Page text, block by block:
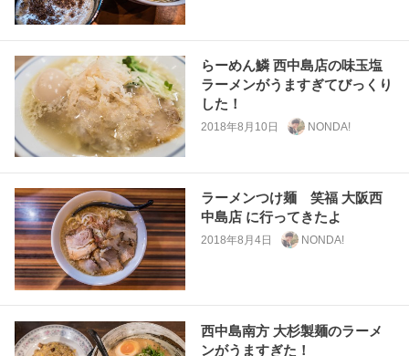
らーめん鱗 西中島店の味玉塩
ラーメンがうますぎてびっくり
した！
2018年8月10日 NONDA!
ラーメンつけ麺 笑福 大阪西
中島店 に行ってきたよ
2018年8月4日 NONDA!
西中島南方 大杉製麺のラーメ
ンがうますぎた！